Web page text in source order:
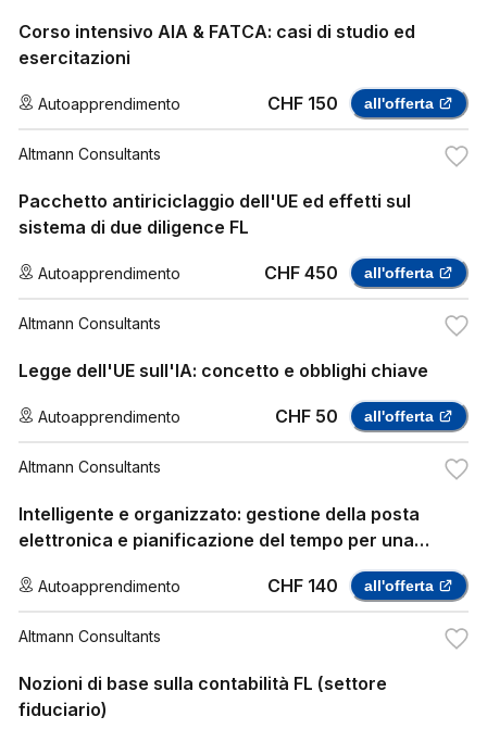
Corso intensivo AIA & FATCA: casi di studio ed
esercitazioni
Autoapprendimento CHF 150 all'offerta
Altmann Consultants
Pacchetto antiriciclaggio dell'UE ed effetti sul
sistema di due diligence FL
Autoapprendimento CHF 450 all'offerta
Altmann Consultants
Legge dell'UE sull'IA: concetto e obblighi chiave
Autoapprendimento CHF 50 all'offerta
Altmann Consultants
Intelligente e organizzato: gestione della posta
elettronica e pianificazione del tempo per una
Autoapprendimento CHF 140 all'offerta
Altmann Consultants
Nozioni di base sulla contabilità FL (settore
fiduciario)